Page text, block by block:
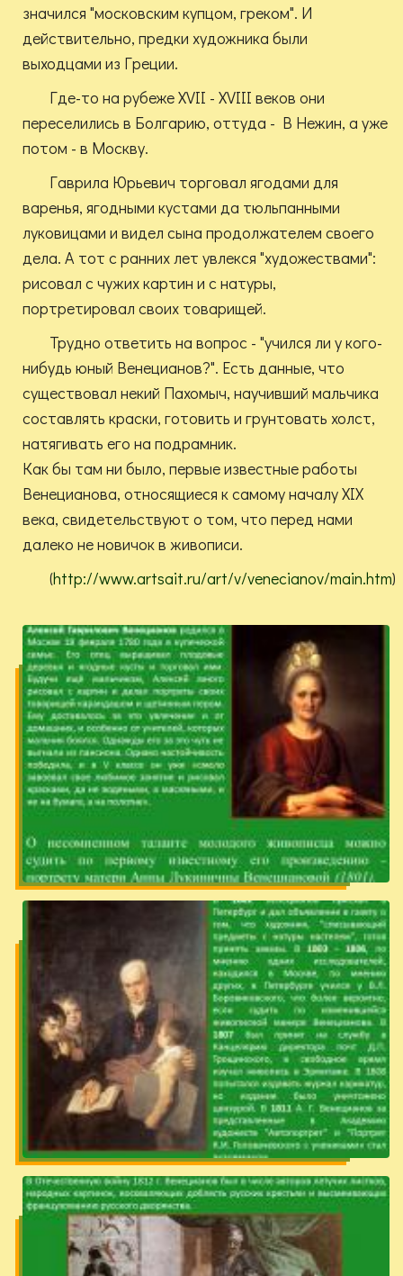
значился "московским купцом, греком". И
действительно, предки художника были
выходцами из Греции.
Где-то на рубеже XVII - XVIII веков они
переселились в Болгарию, оттуда - В Нежин, а уже
потом - в Москву.
Гаврила Юрьевич торговал ягодами для
варенья, ягодными кустами да тюльпанными
луковицами и видел сына продолжателем своего
дела. А тот с ранних лет увлекся "художествами":
рисовал с чужих картин и с натуры,
портретировал своих товарищей.
Трудно ответить на вопрос - "учился ли у кого-
нибудь юный Венецианов?". Есть данные, что
существовал некий Пахомыч, научивший мальчика
составлять краски, готовить и грунтовать холст,
натягивать его на подрамник.
Как бы там ни было, первые известные работы
Венецианова, относящиеся к самому началу XIX
века, свидетельствуют о том, что перед нами
далеко не новичок в живописи.
(http://www.artsait.ru/art/v/venecianov/main.htm)